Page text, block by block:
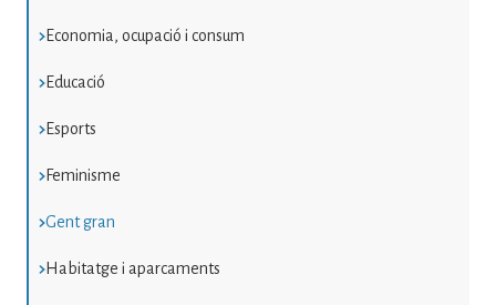
Economia, ocupació i consum
Educació
Esports
Feminisme
Gent gran
Habitatge i aparcaments